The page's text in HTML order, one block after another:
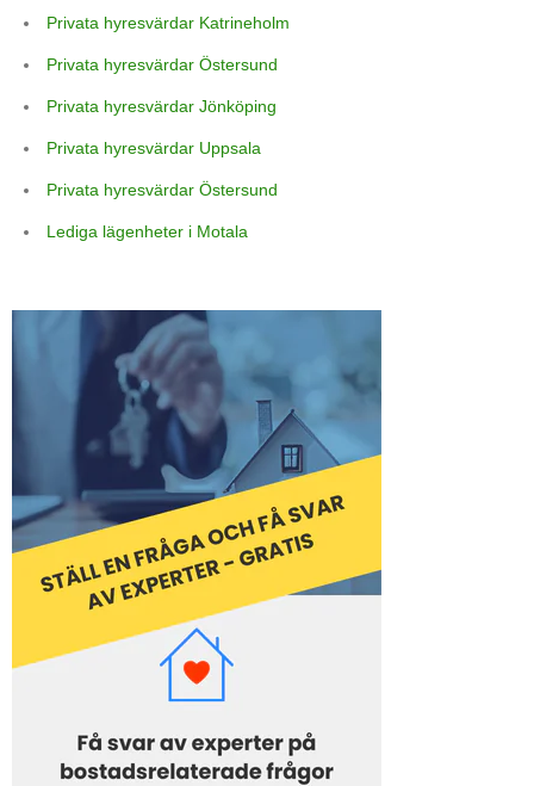
Privata hyresvärdar Katrineholm
Privata hyresvärdar Östersund
Privata hyresvärdar Jönköping
Privata hyresvärdar Uppsala
Privata hyresvärdar Östersund
Lediga lägenheter i Motala